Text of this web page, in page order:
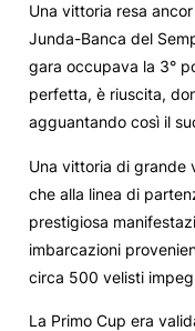
Una vittoria resa
Junda-Banca del
gara occupava la 3°
perfetta, è riuscita,
agguantando così il
Una vittoria di grande
che alla linea di
prestigiosa
imbarcazioni
circa 500 velisti
La Primo Cup era